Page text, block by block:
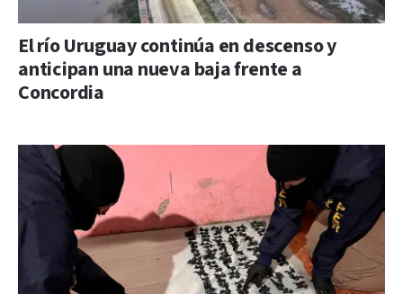
El río Uruguay continúa en descenso y
anticipan una nueva baja frente a
Concordia